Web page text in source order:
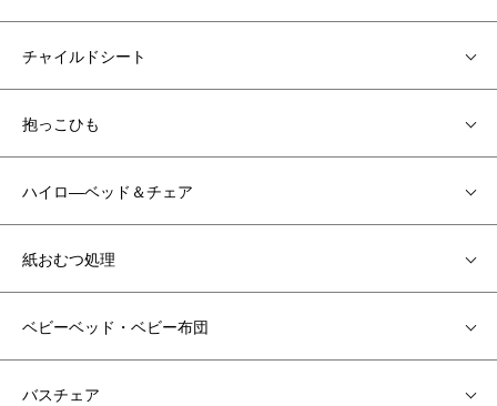
チャイルドシート
抱っこひも
ハイロ―ベッド＆チェア
紙おむつ処理
ベビーベッド・ベビー布団
バスチェア